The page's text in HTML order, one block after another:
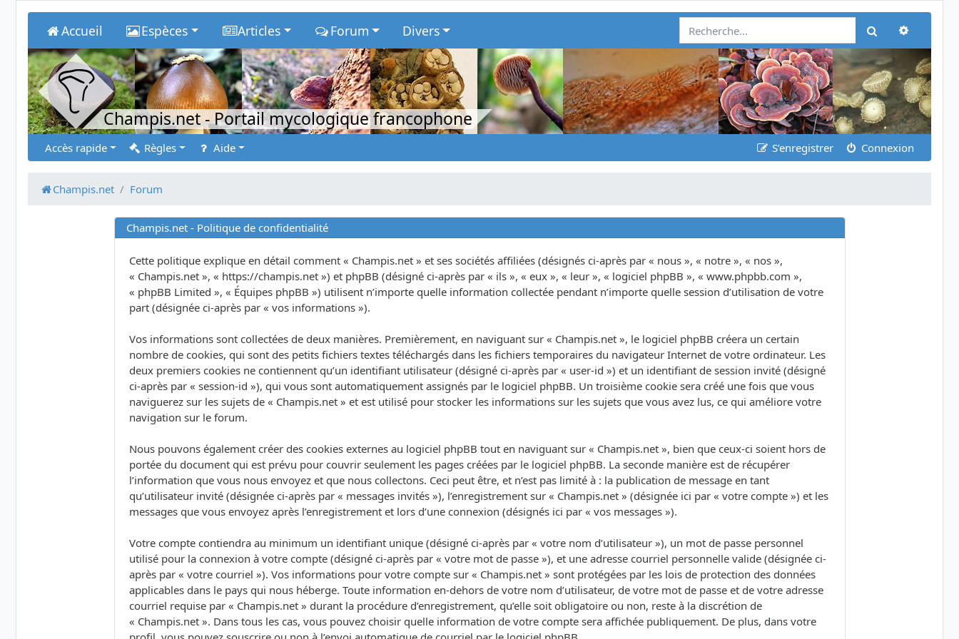
Accueil Espèces Articles Forum Divers Rechercher
Champis.net- Portail mycologique francophone
Accès rapide Règles Aide S’enregistrer Connexion
Champis.net Forum
Champis.net - Politique de confidentialité
Cette politique explique en détail comment « Champis.net » et ses sociétés affiliées (désignés ci-après par « nous », « notre », « nos »,
« Champis.net », « https://champis.net ») et phpBB (désigné ci-après par « ils », « eux », « leur », « logiciel phpBB », « www.phpbb.com »,
« phpBB Limited », « Équipes phpBB ») utilisent n’importe quelle information collectée pendant n’importe quelle session d’utilisation de votre
part (désignée ci-après par « vos informations »).
Vos informations sont collectées de deux manières. Premièrement, en naviguant sur « Champis.net », le logiciel phpBB créera un certain
nombre de cookies, qui sont des petits fichiers textes téléchargés dans les fichiers temporaires du navigateur Internet de votre ordinateur. Les
deux premiers cookies ne contiennent qu’un identifiant utilisateur (désigné ci-après par « user-id ») et un identifiant de session invité (désigné
ci-après par « session-id »), qui vous sont automatiquement assignés par le logiciel phpBB. Un troisième cookie sera créé une fois que vous
naviguerez sur les sujets de « Champis.net » et est utilisé pour stocker les informations sur les sujets que vous avez lus, ce qui améliore votre
navigation sur le forum.
Nous pouvons également créer des cookies externes au logiciel phpBB tout en naviguant sur « Champis.net », bien que ceux-ci soient hors de
portée du document qui est prévu pour couvrir seulement les pages créées par le logiciel phpBB. La seconde manière est de récupérer
l’information que vous nous envoyez et que nous collectons. Ceci peut être, et n’est pas limité à : la publication de message en tant
qu’utilisateur invité (désignée ci-après par « messages invités »), l’enregistrement sur « Champis.net » (désignée ici par « votre compte ») et les
messages que vous envoyez après l’enregistrement et lors d’une connexion (désignés ici par « vos messages »).
Votre compte contiendra au minimum un identifiant unique (désigné ci-après par « votre nom d’utilisateur »), un mot de passe personnel
utilisé pour la connexion à votre compte (désigné ci-après par « votre mot de passe »), et une adresse courriel personnelle valide (désignée ci-
après par « votre courriel »). Vos informations pour votre compte sur « Champis.net » sont protégées par les lois de protection des données
applicables dans le pays qui nous héberge. Toute information en-dehors de votre nom d’utilisateur, de votre mot de passe et de votre adresse
courriel requise par « Champis.net » durant la procédure d’enregistrement, qu’elle soit obligatoire ou non, reste à la discrétion de
« Champis.net ». Dans tous les cas, vous pouvez choisir quelle information de votre compte sera affichée publiquement. De plus, dans votre